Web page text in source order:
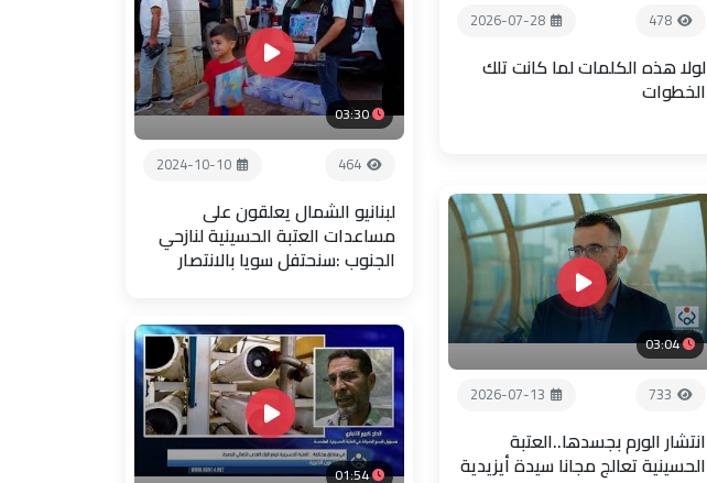
478
2026-07-28
لولا هذه الكلمات لما كانت تلك
الخطوات
03:04
733
2026-07-13
انتشار الورم بجسدها..العتبة
الحسينية تعالج مجانا سيدة أيزيدية
03:30
464
2024-10-10
لبنانيو الشمال يعلقون على
مساعدات العتبة الحسينية لنازحي
الجنوب :سنحتفل سويا بالانتصار
01:54